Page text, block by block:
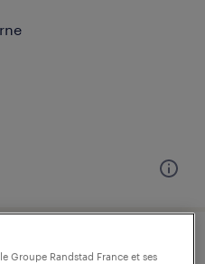
Groupe Randstad France et ses